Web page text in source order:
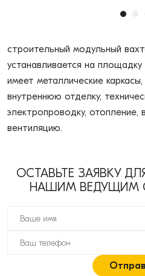
строительный модульный
устанавливается на
имеет металлические
внутреннюю отделку,
электропроводку, отопление,
вентиляцию.
ОСТАВЬТЕ ЗАЯВКУ
НАШИМ ВЕДУЩИМ